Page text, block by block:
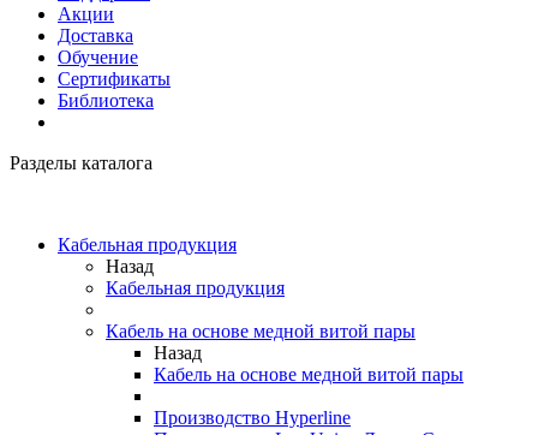
Акции
Доставка
Обучение
Сертификаты
Библиотека
Разделы каталога
Кабельная продукция
Назад
Кабельная продукция
Кабель на основе медной витой пары
Назад
Кабель на основе медной витой пары
Производство Hyperline